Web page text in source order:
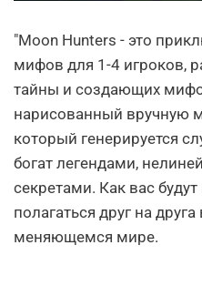
"Moon Hunters - это
мифов для 1-4 игроков,
тайны и создающих
нарисованный вручную
который генерируется
богат легендами,
секретами. Как вас
полагаться друг на
меняющемся мире.